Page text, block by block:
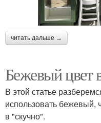
читать дальше →
Бежевый цвет
В этой статье
использовать бежевый,
в "скучно".